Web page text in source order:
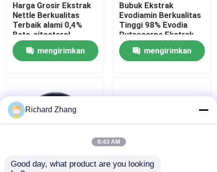
Kontrol Kualitas
Hubungi Kami
bubuk ekstrak tumbuhan
Bubuk Makanan Super
Bahan Baku Kosmetik
Harga Grosir Ekstrak
Nettle Berkualitas
Terbaik alami 0,4%
Beta-sitosterol
Powder
mengirimkan
Bubuk Ekstrak
Evodiamin Berkualitas
Tinggi 98% Evodia
Rutaecarpa Ekstrak
Wu Zhu Yu
mengirimkan
Richard Zhang
8:43 AM
Good day, what product are you looking